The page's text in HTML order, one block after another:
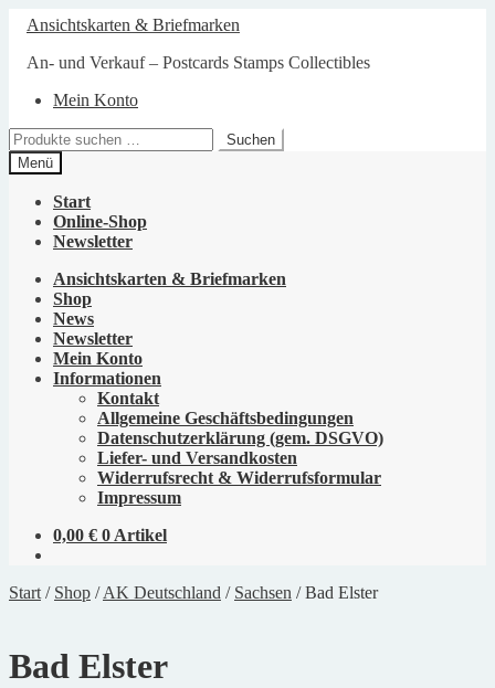
Zur
Navigation
springen
Zum
Inhalt
springen
Ansichtskarten & Briefmarken
An- und Verkauf – Postcards Stamps Collectibles
Mein Konto
Suchen
nach:
Suchen
Menü
Start
Online-Shop
Newsletter
Ansichtskarten & Briefmarken
Shop
News
Newsletter
Mein Konto
Informationen
Kontakt
Allgemeine Geschäftsbedingungen
Datenschutzerklärung (gem. DSGVO)
Liefer- und Versandkosten
Widerrufsrecht & Widerrufsformular
Impressum
0,00 € 0 Artikel
Start / Shop /AK Deutschland / Sachsen /Bad Elster
Bad Elster